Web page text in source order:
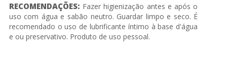
RECOMENDAÇÕES: Fazer higienização antes e após o
uso com água e sabão neutro. Guardar limpo e seco. É
recomendado o uso de lubrificante íntimo à base d'água
e ou preservativo. Produto de uso pessoal.